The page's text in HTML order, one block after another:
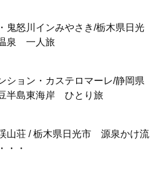
鬼怒川インみやさき/栃木県日光
泉 一人旅
ション・カステロマーレ/静岡県
半島東海岸 ひとり旅
山荘 / 栃木県日光市 源泉かけ流
・・